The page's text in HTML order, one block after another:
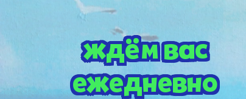
ждём вас
ежедневно